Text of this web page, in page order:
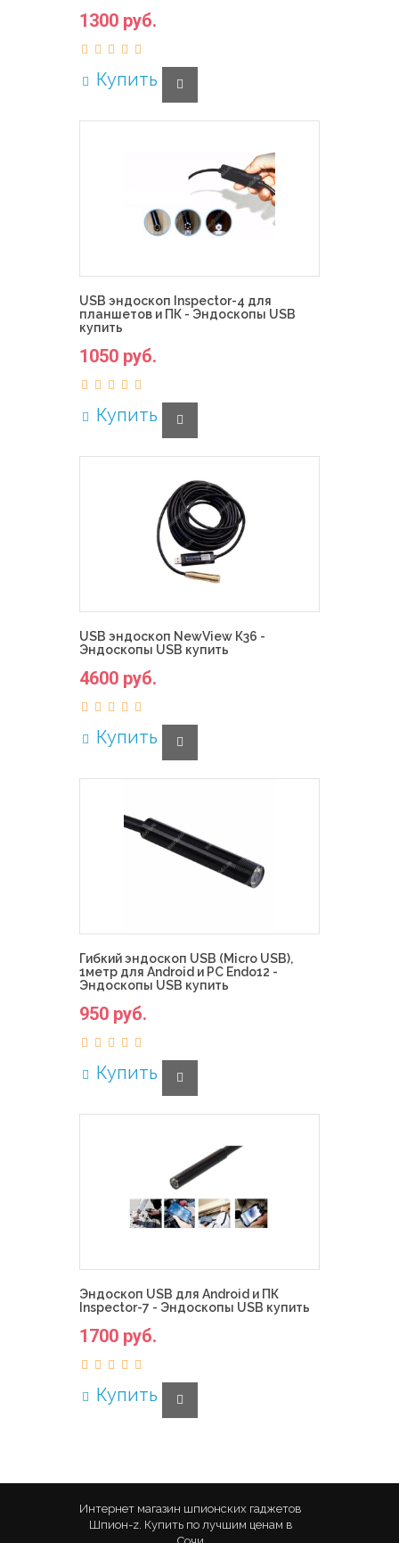
1300 руб.
Купить
USB эндоскоп Inspector-4 для
планшетов и ПК - Эндоскопы USB
купить
1050 руб.
Купить
USB эндоскоп NewView К36 -
Эндоскопы USB купить
4600 руб.
Купить
Гибкий эндоскоп USB (Micro USB),
1метр для Android и PC Endo12 -
Эндоскопы USB купить
950 руб.
Купить
Эндоскоп USB для Android и ПК
Inspector-7 - Эндоскопы USB купить
1700 руб.
Купить
Интернет магазин шпионских гаджетов
Шпион-z. Купить по лучшим ценам в